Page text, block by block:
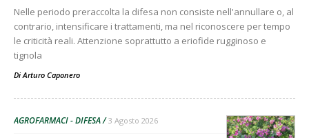
Nelle periodo preraccolta la difesa non consiste nell'annullare o, al
contrario, intensificare i trattamenti, ma nel riconoscere per tempo
le criticità reali. Attenzione soprattutto a eriofide rugginoso e
tignola
Di Arturo Caponero
AGROFARMACI - DIFESA 3 Agosto 2026